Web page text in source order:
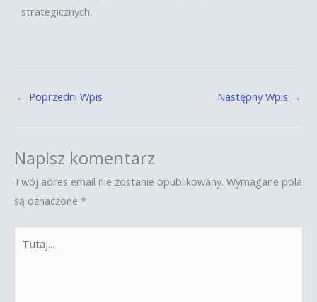
strategicznych.
← Poprzedni Wpis Następny Wpis →
Napisz komentarz
Twój adres email nie zostanie opublikowany. Wymagane pola
są oznaczone *